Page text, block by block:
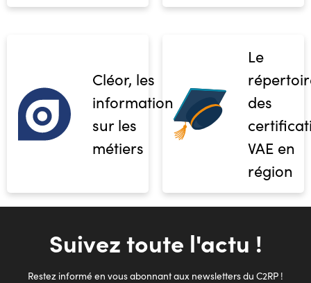
Cléor, les
informations
sur les
métiers
Le
des
VAE en
région
Suivez toute l'actu !
Restez informé en vous abonnant aux newsletters du C2RP !